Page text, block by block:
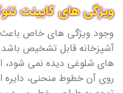
ویژگی های کابینت
وجود ویژگی های خاص
آشپزخانه قابل تشخیص
های شلوغی دیده نمی شود،
روی آن خطوط منحنی،